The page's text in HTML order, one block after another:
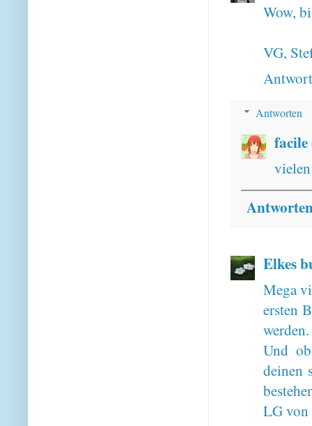
Wow,
VG,
Antworten
facile
Elkes
Mega
ersten
Und
deinen
LG von